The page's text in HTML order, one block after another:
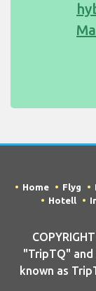
Home Flyg
Hotell
"TripTQ"
known as